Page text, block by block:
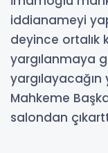
iddianameyi
deyince ortalık
yargılanmaya
Mahkeme
salondan